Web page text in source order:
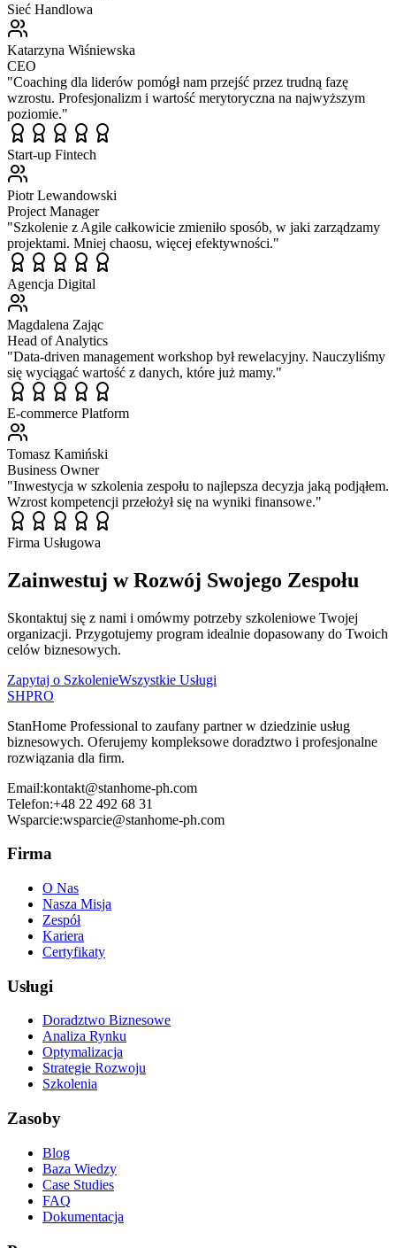
Sieć Handlowa
Katarzyna Wiśniewska
CEO
"Coaching dla liderów pomógł nam przejść przez trudną fazę
wzrostu. Profesjonalizm i wartość merytoryczna na najwyższym
poziomie."
Start-up Fintech
Piotr Lewandowski
Project Manager
"Szkolenie z Agile całkowicie zmieniło sposób, w jaki zarządzamy
projektami. Mniej chaosu, więcej efektywności."
Agencja Digital
Magdalena Zając
Head of Analytics
"Data-driven management workshop był rewelacyjny. Nauczyliśmy
się wyciągać wartość z danych, które już mamy."
E-commerce Platform
Tomasz Kamiński
Business Owner
"Inwestycja w szkolenia zespołu to najlepsza decyzja jaką podjąłem.
Wzrost kompetencji przełożył się na wyniki finansowe."
Firma Usługowa
Zainwestuj w Rozwój Swojego Zespołu
Skontaktuj się z nami i omówmy potrzeby szkoleniowe Twojej
organizacji. Przygotujemy program idealnie dopasowany do Twoich
celów biznesowych.
Zapytaj o SzkolenieWszystkie Usługi
SHPRO
StanHome Professional to zaufany partner w dziedzinie usług
biznesowych. Oferujemy kompleksowe doradztwo i profesjonalne
rozwiązania dla firm.
Email:kontakt@stanhome-ph.com
Telefon:+48 22 492 68 31
Wsparcie:wsparcie@stanhome-ph.com
Firma
O Nas
Nasza Misja
Zespół
Kariera
Certyfikaty
Usługi
Doradztwo Biznesowe
Analiza Rynku
Optymalizacja
Strategie Rozwoju
Szkolenia
Zasoby
Blog
Baza Wiedzy
Case Studies
FAQ
Dokumentacja